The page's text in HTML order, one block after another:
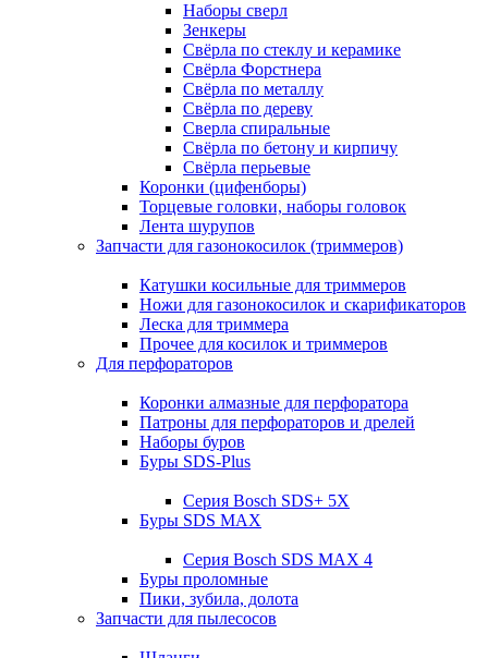
Наборы сверл
Зенкеры
Свёрла по стеклу и керамике
Свёрла Форстнера
Свёрла по металлу
Свёрла по дереву
Сверла спиральные
Свёрла по бетону и кирпичу
Свёрла перьевые
Коронки (цифенборы)
Торцевые головки, наборы головок
Лента шурупов
Запчасти для газонокосилок (триммеров)
Катушки косильные для триммеров
Ножи для газонокосилок и скарификаторов
Леска для триммера
Прочее для косилок и триммеров
Для перфораторов
Коронки алмазные для перфоратора
Патроны для перфораторов и дрелей
Наборы буров
Буры SDS-Plus
Серия Bosch SDS+ 5X
Буры SDS MAX
Серия Bosch SDS MAX 4
Буры проломные
Пики, зубила, долота
Запчасти для пылесосов